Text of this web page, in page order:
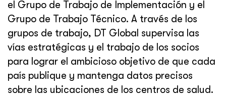
el Grupo de Trabajo de Implementación y el
Grupo de Trabajo Técnico. A través de los
grupos de trabajo, DT Global supervisa las
vías estratégicas y el trabajo de los socios
para lograr el ambicioso objetivo de que cada
país publique y mantenga datos precisos
sobre las ubicaciones de los centros de salud.